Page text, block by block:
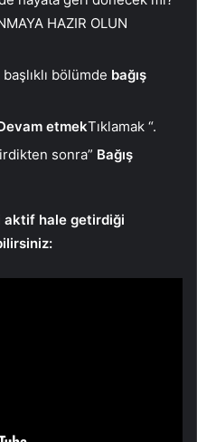
HAZIR OLUN
başlıklı bölümde bağış
etmekTıklamak “.
sonra” Bağış
aktif hale getirdiği